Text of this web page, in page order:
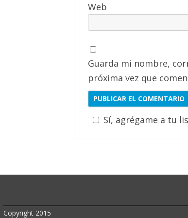
Web
Guarda mi nombre,
próxima vez que
Sí, agrégame a tu
Copyright 2015